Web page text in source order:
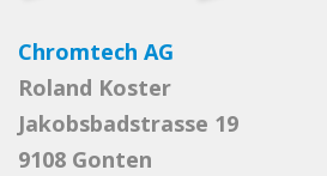
Chromtech AG
Roland Koster
Jakobsbadstrasse 19
9108 Gonten